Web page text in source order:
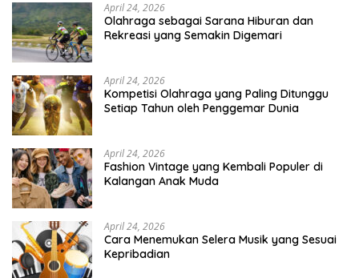
April 24, 2026
Olahraga sebagai Sarana Hiburan dan
Rekreasi yang Semakin Digemari
April 24, 2026
Kompetisi Olahraga yang Paling Ditunggu
Setiap Tahun oleh Penggemar Dunia
April 24, 2026
Fashion Vintage yang Kembali Populer di
Kalangan Anak Muda
April 24, 2026
Cara Menemukan Selera Musik yang Sesuai
Kepribadian